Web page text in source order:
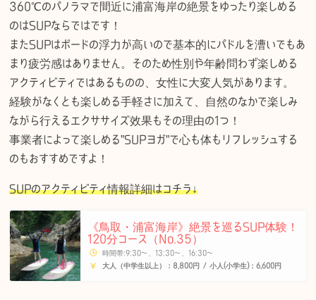
360℃のパノラマで間近に浦富海岸の絶景をゆったり楽しめる
のはSUPならではです！
またSUPはボードの浮力が高いので基本的にパドルを漕いでもあ
まり疲労感はありません。そのため性別や年齢問わず楽しめる
アクティビティではあるものの、女性に大変人気があります。
経験がなくとも楽しめる手軽さに加えて、自然のなかで楽しみ
ながら行えるエクササイズ效果もその理由の1つ！
事業者によって楽しめる”SUPヨガ”で心も体もリフレッシュする
のもおすすめですよ！
SUPのアクティビティ情報詳細はコチラ↓
《鳥取・浦富海岸》絶景を巡るSUP体験！
120分コース（No.35）
時間帯:9:30〜、13:30〜、16:30〜
大人（中学生以上）：8,800円 / 小人(小学生)：6,600円